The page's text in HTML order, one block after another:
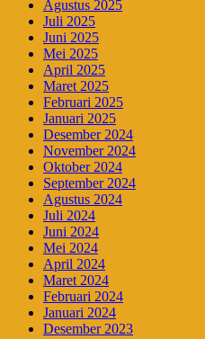
Agustus 2025
Juli 2025
Juni 2025
Mei 2025
April 2025
Maret 2025
Februari 2025
Januari 2025
Desember 2024
November 2024
Oktober 2024
September 2024
Agustus 2024
Juli 2024
Juni 2024
Mei 2024
April 2024
Maret 2024
Februari 2024
Januari 2024
Desember 2023